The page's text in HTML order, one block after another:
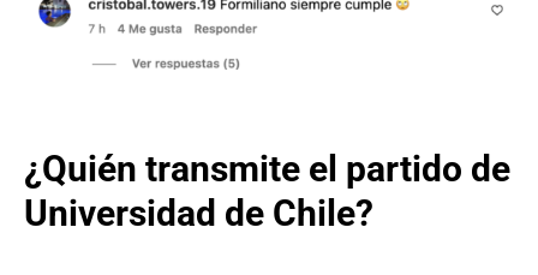
¿Quién transmite el partido de
Universidad de Chile?